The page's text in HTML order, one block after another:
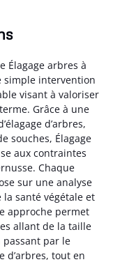
Élagage arbres à
simple intervention
visant à valoriser
Grâce à une
d’arbres,
souches, Élagage
aux contraintes
Chaque
sur une analyse
santé végétale et
approche permet
allant de la taille
passant par le
d’arbres, tout en